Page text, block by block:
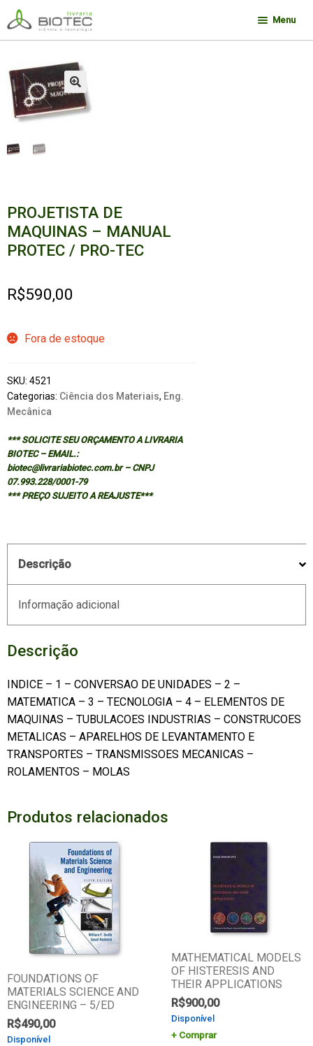
Pular
para
navegação
Pular
para
o
Menu
🔍
PROJETISTA DE
MAQUINAS – MANUAL
PROTEC / PRO-TEC
R$590,00
Fora de estoque
SKU: 4521
Categorias: Ciência dos Materiais, Eng.
Mecânica
*** SOLICITE SEU ORÇAMENTO A LIVRARIA
BIOTEC – EMAIL.:
biotec@livrariabiotec.com.br – CNPJ
07.993.228/0001-79
*** PREÇO SUJEITO A REAJUSTE***
Descrição
Informação adicional
Descrição
INDICE – 1 – CONVERSAO DE UNIDADES – 2 –
MATEMATICA – 3 – TECNOLOGIA – 4 – ELEMENTOS DE
MAQUINAS – TUBULACOES INDUSTRIAS – CONSTRUCOES
METALICAS – APARELHOS DE LEVANTAMENTO E
TRANSPORTES – TRANSMISSOES MECANICAS –
ROLAMENTOS – MOLAS
Produtos relacionados
FOUNDATIONS OF
MATERIALS SCIENCE AND
ENGINEERING – 5/ED
R$490,00
Disponível
MATHEMATICAL MODELS
OF HISTERESIS AND
THEIR APPLICATIONS
R$900,00
Disponível
Comprar